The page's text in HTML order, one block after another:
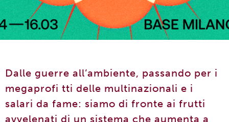
Dalle guerre all’ambiente, passando per i
megaprofi tti delle multinazionali e i
salari da fame: siamo di fronte ai frutti
avvelenati di un sistema che aumenta a